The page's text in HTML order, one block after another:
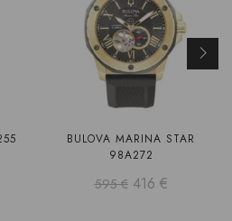
BULOVA MARINA STAR
98A272
595€ 416 €